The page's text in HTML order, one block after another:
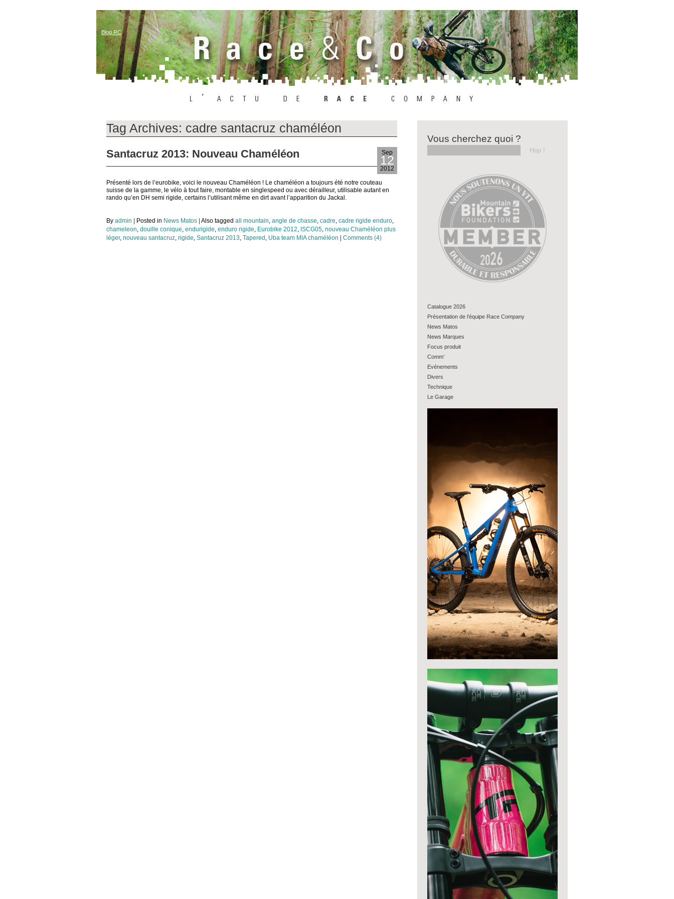
Blog RC
Tag Archives: cadre santacruz chaméléon
Sep
12
2012
Santacruz 2013: Nouveau Chaméléon
Présenté lors de l’eurobike, voici le nouveau Chaméléon ! Le chaméléon a toujours été notre couteau
suisse de la gamme, le vélo à tout faire, montable en singlespeed ou avec dérailleur, utilisable autant en
rando qu’en DH semi rigide, certains l’utilisant même en dirt avant l’apparition du Jackal.
By admin Posted in News Matos Also tagged all mountain, angle de chasse, cadre, cadre rigide enduro,
chameleon, douille conique, endurigide, enduro rigide, Eurobike 2012, ISCG05, nouveau Chaméléon plus
léger, nouveau santacruz, rigide, Santacruz 2013, Tapered , Uba team MIA chaméléon Comments (4)
Vous cherchez quoi ?
Catalogue 2026
Présentation de l’équipe Race Company
News Matos
News Marques
Focus produit
Comm’
Evénements
Divers
Technique
Le Garage